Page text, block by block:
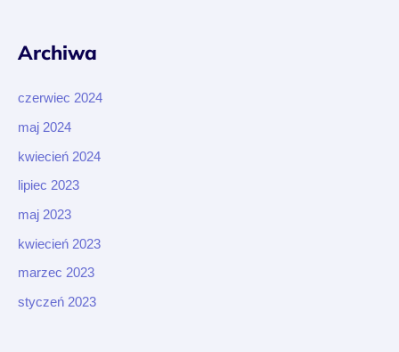
Archiwa
czerwiec 2024
maj 2024
kwiecień 2024
lipiec 2023
maj 2023
kwiecień 2023
marzec 2023
styczeń 2023